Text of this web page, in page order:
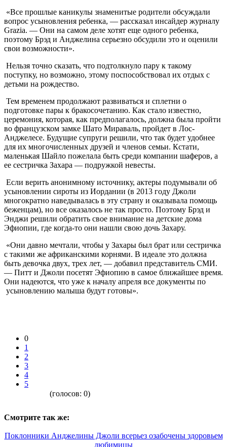
«Все прошлые каникулы знаменитые родители обсуждали
вопрос усыновления ребенка, — рассказал инсайдер журналу
Grazia. — Они на самом деле хотят еще одного ребенка,
поэтому Брэд и Анджелина серьезно обсудили это и оценили
свои возможности».
Нельзя точно сказать, что подтолкнуло пару к такому
поступку, но возможно, этому поспособствовал их отдых с
детьми на рождество.
Тем временем продолжают развиваться и сплетни о
подготовке пары к бракосочетанию. Как стало известно,
церемония, которая, как предполагалось, должна была пройти
во французском замке Шато Мираваль, пройдет в Лос-
Анджелесе. Будущие супруги решили, что так будет удобнее
для их многочисленных друзей и членов семьи. Кстати,
маленькая Шайло пожелала быть среди компании шаферов, а
ее сестричка Захара — подружкой невесты.
Если верить анонимному источнику, актеры подумывали об
усыновлении сироты из Иордании (в 2013 году Джоли
многократно наведывалась в эту страну и оказывала помощь
беженцам), но все оказалось не так просто. Поэтому Брэд и
Энджи решили обратить свое внимание на детские дома
Эфиопии, где когда-то они нашли свою дочь Захару.
«Они давно мечтали, чтобы у Захары был брат или сестричка
с такими же африканскими корнями. В идеале это должна
быть девочка двух, трех лет, — добавил представитель СМИ.
— Питт и Джоли посетят Эфиопию в самое ближайшее время.
Они надеются, что уже к началу апреля все документы по
усыновлению малыша будут готовы».
0
1
2
3
4
5
(голосов: 0)
Смотрите так же:
Поклонники Анджелины Джоли всерьез озабочены здоровьем
любимицы